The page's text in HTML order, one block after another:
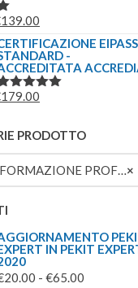
139.00
PREZZO
ATTUALE
È:
EIPASS
-
179.00
ATTUALE
È:
€179.00.
PRODOTTO
×
PROFESSIONALE
IN PEKIT
20.00 - €65.00